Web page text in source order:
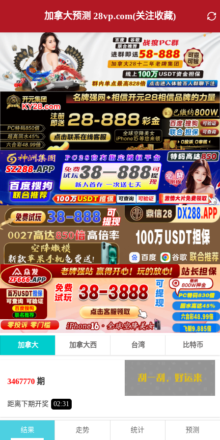
加拿大预测 28vp.com(关注收藏)
加拿大 加拿大西 台湾 比特币
3467770 期
距离下期开奖 02:31
1 + 9 + 3 = 13
期号 号码
结果 走势 统计 预测